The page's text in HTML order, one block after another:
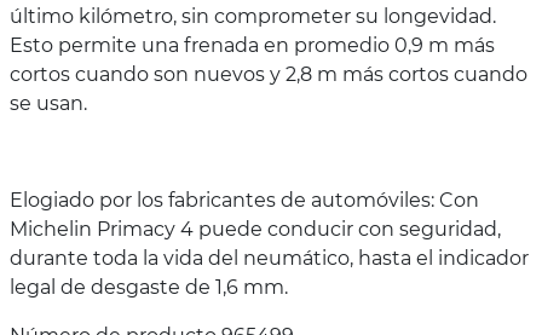
último kilómetro, sin comprometer su longevidad.
Esto permite una frenada en promedio 0,9 m más
cortos cuando son nuevos y 2,8 m más cortos cuando
se usan.
Elogiado por los fabricantes de automóviles: Con
Michelin Primacy 4 puede conducir con seguridad,
durante toda la vida del neumático, hasta el indicador
legal de desgaste de 1,6 mm.